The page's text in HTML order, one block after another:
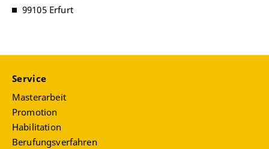
99105 Erfurt
Service
Masterarbeit
Promotion
Habilitation
Berufungsverfahren